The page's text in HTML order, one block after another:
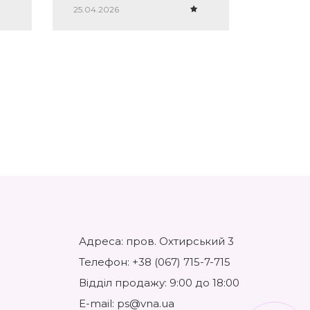
25.04.2026
Адреса: пров. Охтирський 3
Телефон: +38 (067) 715-7-715
Відділ продажу: 9:00 до 18:00
E-mail: ps@vna.ua